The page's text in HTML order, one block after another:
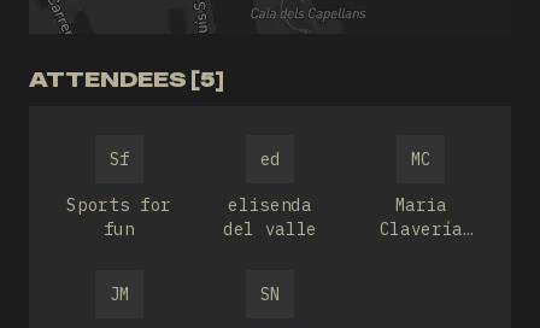
ATTENDEES [5]
Sf
Sports for
fun
ed
elisenda
del valle
MC
Maria
Clavería
JM
SN